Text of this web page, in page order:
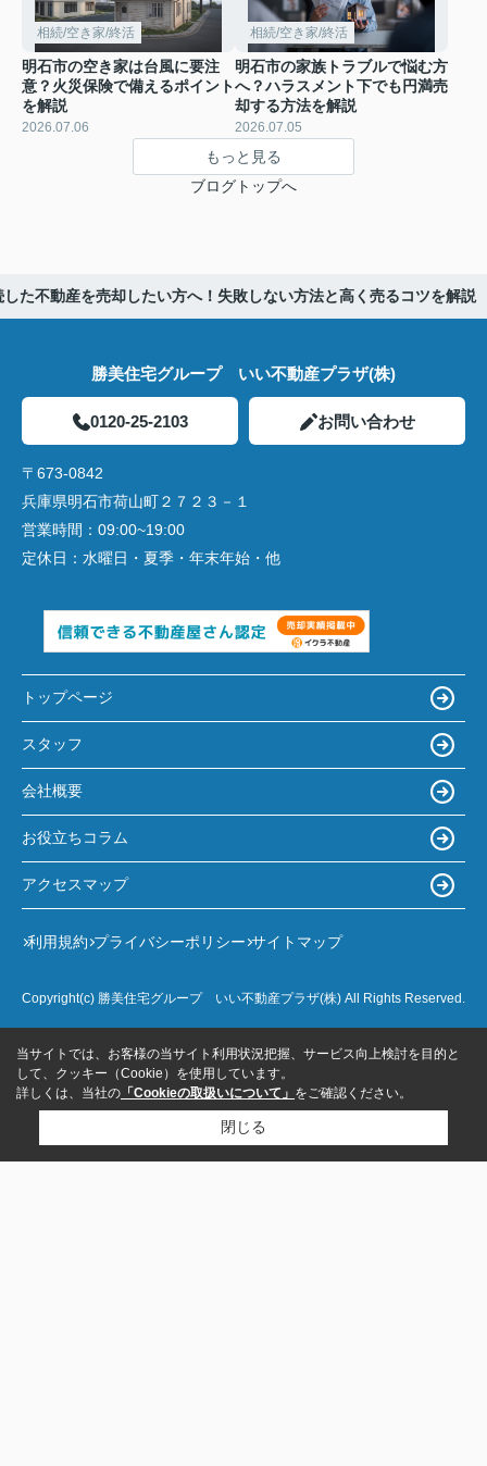
相続/空き家/終活
明石市の空き家は台風に要注
意？火災保険で備えるポイント
を解説
2026.07.06
相続/空き家/終活
明石市の家族トラブルで悩む方
へ？ハラスメント下でも円満売
却する方法を解説
2026.07.05
もっと見る
ブログトップへ
た不動産を売却したい方へ！失敗しない方法と高く売るコツを解説
勝美住宅グループ いい不動産プラザ(株)
0120-25-2103 お問い合わせ
〒673-0842
兵庫県明石市荷山町２７２３－１
営業時間： 09:00~19:00
定休日： 水曜日・夏季・年末年始・他
トップページ
スタッフ
会社概要
お役立ちコラム
アクセスマップ
利用規約 プライバシーポリシー サイトマップ
Copyright(c) 勝美住宅グループ いい不動産プラザ(株) All Rights Reserved.
当サイトでは、お客様の当サイト利用状況把握、サービス向上検討を目的と
して、クッキー（Cookie）を使用しています。
詳しくは、当社の 「Cookieの取扱いについて」 をご確認ください。
閉じる